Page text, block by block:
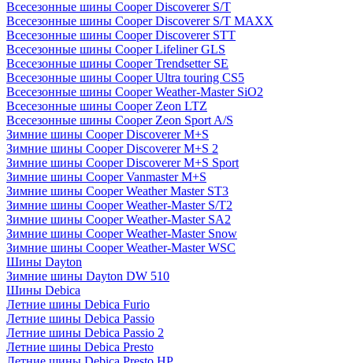
Всесезонные шины Cooper Discoverer S/T
Всесезонные шины Cooper Discoverer S/T MAXX
Всесезонные шины Cooper Discoverer STT
Всесезонные шины Cooper Lifeliner GLS
Всесезонные шины Cooper Trendsetter SE
Всесезонные шины Cooper Ultra touring CS5
Всесезонные шины Cooper Weather-Master SiO2
Всесезонные шины Cooper Zeon LTZ
Всесезонные шины Cooper Zeon Sport A/S
Зимние шины Cooper Discoverer M+S
Зимние шины Cooper Discoverer M+S 2
Зимние шины Cooper Discoverer M+S Sport
Зимние шины Cooper Vanmaster M+S
Зимние шины Cooper Weather Master ST3
Зимние шины Cooper Weather-Master S/T2
Зимние шины Cooper Weather-Master SA2
Зимние шины Cooper Weather-Master Snow
Зимние шины Cooper Weather-Master WSC
Шины Dayton
Зимние шины Dayton DW 510
Шины Debica
Летние шины Debica Furio
Летние шины Debica Passio
Летние шины Debica Passio 2
Летние шины Debica Presto